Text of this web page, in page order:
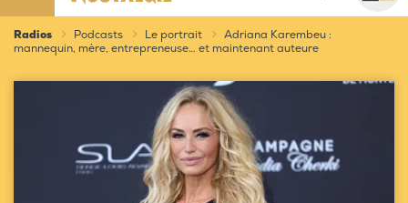
Radios Podcasts Le portrait
Adriana Karembeu :
mannequin, mère, entrepreneuse… et maintenant auteure